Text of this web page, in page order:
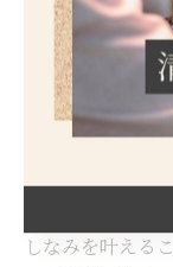
実現しています
象を与えるスタ
髪型など、シ
です。
たサービスを組
しなみを叶える